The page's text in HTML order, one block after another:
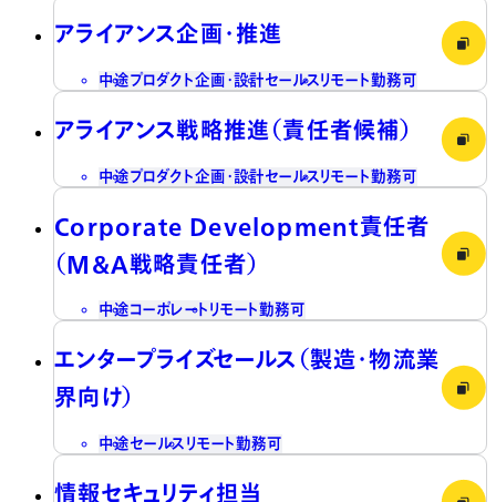
アライアンス企画・推進
中途プロダクト企画・設計セールスリモート勤務可
アライアンス戦略推進（責任者候補）
中途プロダクト企画・設計セールス リモート勤務可
Corporate Development責任者
（M&A戦略責任者）
中途コーポレート リモート勤務可
エンタープライズセールス（製造・物流業
界向け）
中途セールス リモート勤務可
情報セキュリティ担当